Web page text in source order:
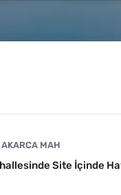
AKARCA MAH
Site İçinde